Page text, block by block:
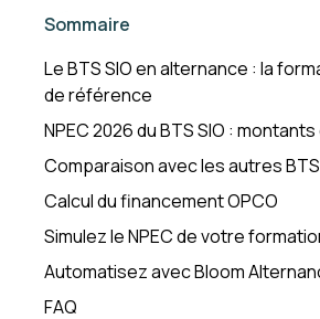
Sommaire
Le BTS SIO en alternance : la
de référence
NPEC 2026 du BTS SIO :
Comparaison avec les autres BTS
Calcul du financement OPCO
Simulez le NPEC de votre
Automatisez avec Bloom
FAQ